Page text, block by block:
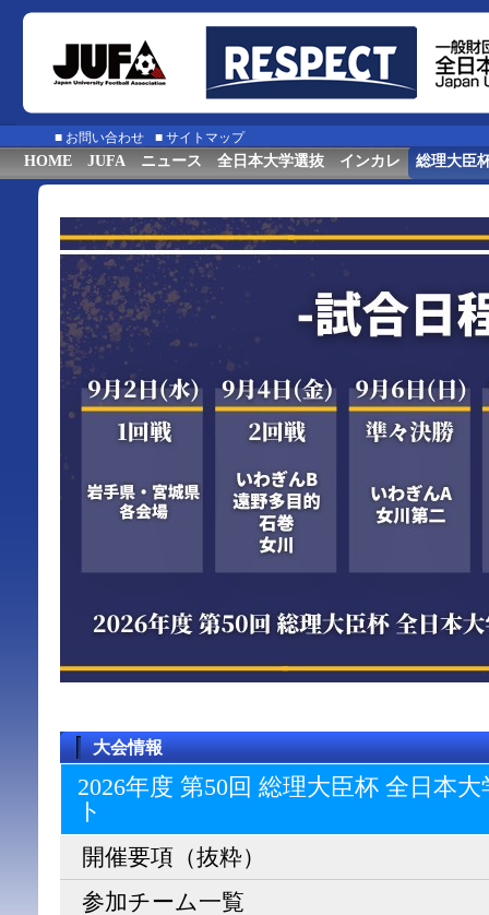
■ お問い合わせ ■ サイトマップ
HOME JUFA ニュース 全日本大学選抜 インカレ 総理大臣
大会情報
2026年度 第50回 総理大臣杯 全日本
ト
開催要項（抜粋）
参加チーム一覧